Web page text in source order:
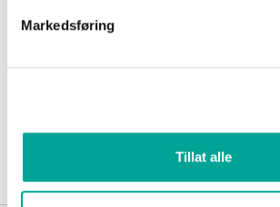
Markedsføring
Tillat alle
Amethyst ullgenser